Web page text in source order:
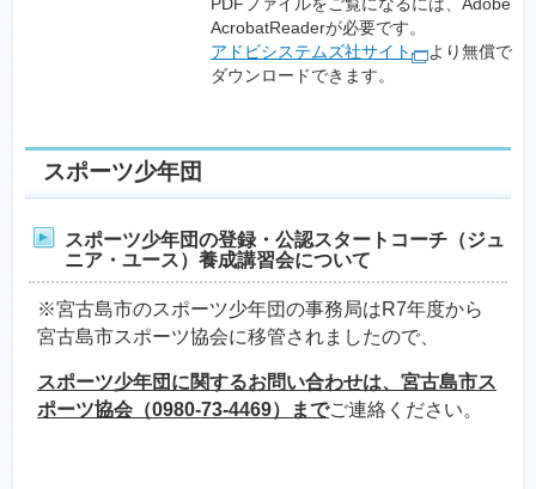
AcrobatReaderが必要です。
アドビシステムズ社サイト
より無償で
ダウンロードできます。
スポーツ少年団
スポーツ少年団の登録・公認スタートコーチ（ジュ
ニア・ユース）養成講習会について
※宮古島市のスポーツ少年団の事務局はR7年度から
宮古島市スポーツ協会に移管されましたので、
スポーツ少年団に関するお問い合わせは、宮古島市ス
ポーツ協会（0980-73-4469）までご連絡ください。